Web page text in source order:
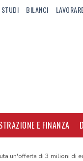
STUDI BILANCI
E FINANZA
un'offerta di 3 milioni di